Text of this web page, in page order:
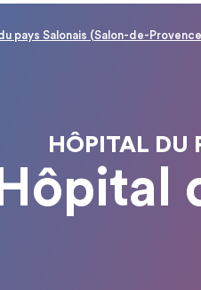
pays Salonais (Salon-de-
HÔPITAL DU
Hôpital